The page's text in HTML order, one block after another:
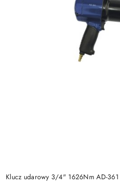
Klucz udarowy 3/4" 1626Nm AD-361